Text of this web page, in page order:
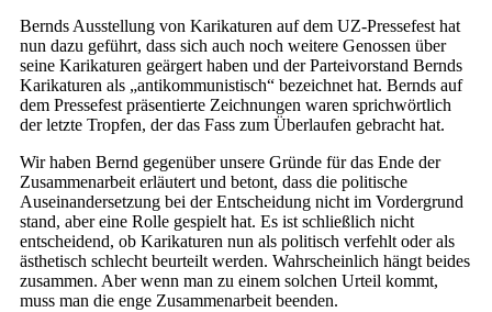
Bernds Ausstellung von Karikaturen auf dem UZ-Pressefest hat
nun dazu geführt, dass sich auch noch weitere Genossen über
seine Karikaturen geärgert haben und der Parteivorstand Bernds
Karikaturen als „antikommunistisch“ bezeichnet hat. Bernds auf
dem Pressefest präsentierte Zeichnungen waren sprichwörtlich
der letzte Tropfen, der das Fass zum Überlaufen gebracht hat.
Wir haben Bernd gegenüber unsere Gründe für das Ende der
Zusammenarbeit erläutert und betont, dass die politische
Auseinandersetzung bei der Entscheidung nicht im Vordergrund
stand, aber eine Rolle gespielt hat. Es ist schließlich nicht
entscheidend, ob Karikaturen nun als politisch verfehlt oder als
ästhetisch schlecht beurteilt werden. Wahrscheinlich hängt beides
zusammen. Aber wenn man zu einem solchen Urteil kommt,
muss man die enge Zusammenarbeit beenden.